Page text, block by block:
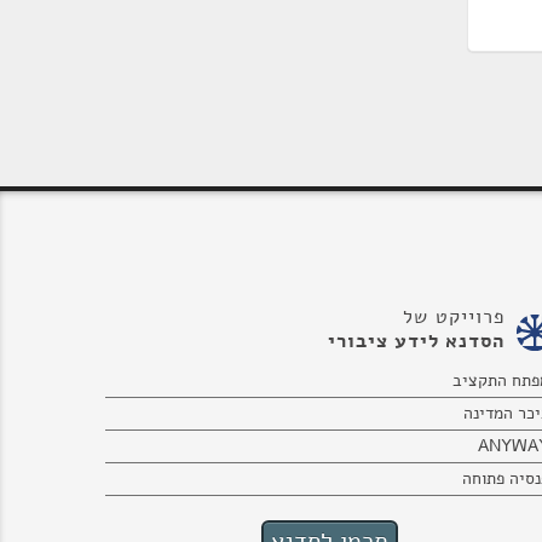
פרוייקט של
הסדנא לידע ציבורי
התקציב
המדינה
פתוחה